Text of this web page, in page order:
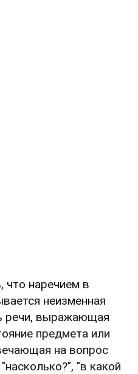
что наречием в
неизменная
речи, выражающая
предмета или
на вопрос
"в какой